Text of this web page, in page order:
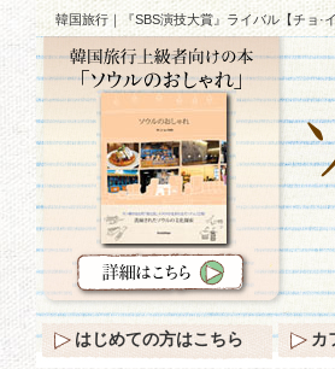
韓国旅行｜『SBS演技大賞』ライバル【チョ·
はじめての方はこちら カ